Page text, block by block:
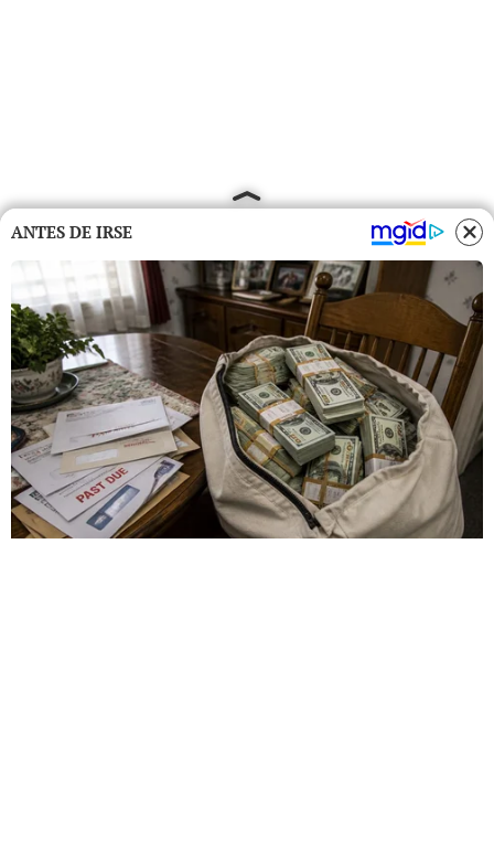
ANTES DE IRSE